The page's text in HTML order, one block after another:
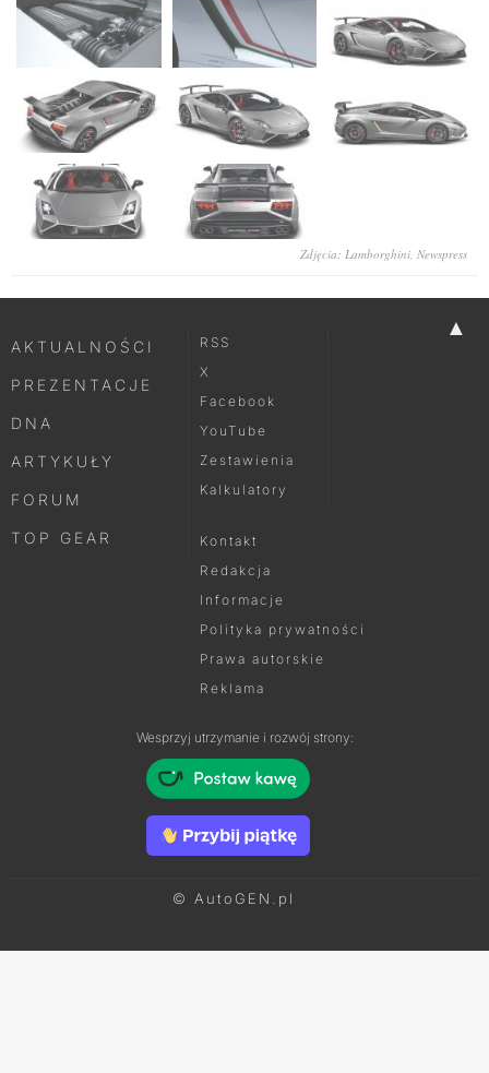
Zdjęcia: Lamborghini, Newspress
▲
AKTUALNOŚCI
PREZENTACJE
DNA
ARTYKUŁY
FORUM
TOP GEAR
RSS
X
Facebook
YouTube
Zestawienia
Kalkulatory
Kontakt
Redakcja
Informacje
Polityka prywatności
Prawa autorskie
Reklama
Wesprzyj utrzymanie i rozwój strony:
© AutoGEN.pl